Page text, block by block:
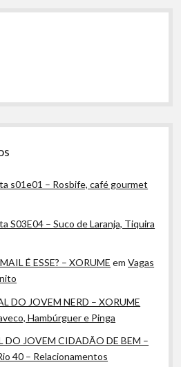
s01e01 – Rosbife, café gourmet
S03E04 – Suco de Laranja, Tiquira
É ESSE? – XORUME emVagas
DO JOVEM NERD – XORUME
Hambúrguer e Pinga
DO JOVEM CIDADÃO DE BEM –
40 – Relacionamentos